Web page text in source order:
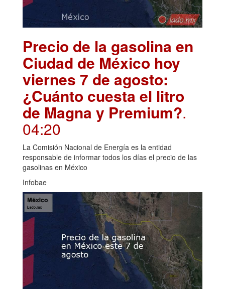
Precio de la gasolina en
Ciudad de México hoy
viernes 7 de agosto:
¿Cuánto cuesta el litro
de Magna y Premium?.
04:20
La Comisión Nacional de Energía es la entidad
responsable de informar todos los días el precio de las
gasolinas en México
Infobae